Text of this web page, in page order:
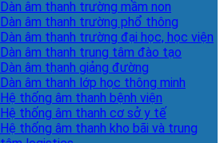
Dàn âm thanh trường mầm non
Dàn âm thanh trường phổ thông
Dàn âm thanh trường đại học, học viện
Dàn âm thanh trung tâm đào tạo
Dàn âm thanh giảng đường
Dàn âm thanh lớp học thông minh
Hệ thống âm thanh bệnh viện
Hệ thống âm thanh cơ sở y tế
Hệ thống âm thanh kho bãi và trung